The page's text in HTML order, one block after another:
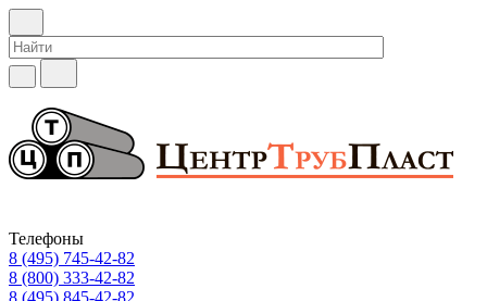
Телефоны
8 (495) 745-42-82
8 (800) 333-42-82
8 (495) 845-42-82